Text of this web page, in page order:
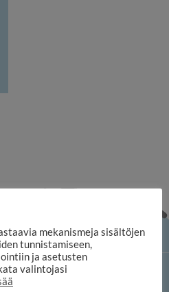
mekanismeja sisältöjen
tunnistamiseen,
ja asetusten
valintojasi